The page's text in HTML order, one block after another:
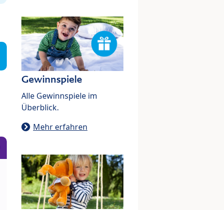
Gewinnspiele
Alle Gewinnspiele im
Überblick.
Mehr erfahren